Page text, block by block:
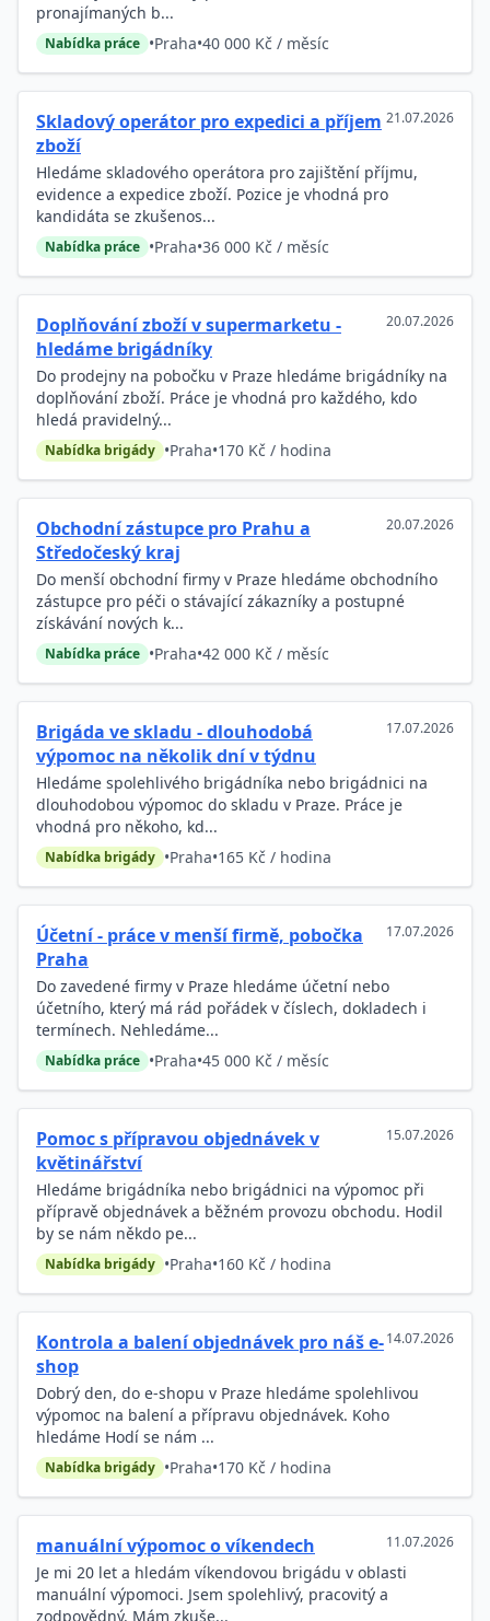
pronajímaných b...
Nabídka práce •Praha•40 000 Kč / měsíc
Skladový operátor pro expedici a příjem
zboží
21.07.2026
Hledáme skladového operátora pro zajištění příjmu,
evidence a expedice zboží. Pozice je vhodná pro
kandidáta se zkušenos...
Nabídka práce •Praha•36 000 Kč / měsíc
Doplňování zboží v supermarketu -
hledáme brigádníky
20.07.2026
Do prodejny na pobočku v Praze hledáme brigádníky na
doplňování zboží. Práce je vhodná pro každého, kdo
hledá pravidelný...
Nabídka brigády •Praha•170 Kč / hodina
Obchodní zástupce pro Prahu a
Středočeský kraj
20.07.2026
Do menší obchodní firmy v Praze hledáme obchodního
zástupce pro péči o stávající zákazníky a postupné
získávání nových k...
Nabídka práce •Praha•42 000 Kč / měsíc
Brigáda ve skladu - dlouhodobá
výpomoc na několik dní v týdnu
17.07.2026
Hledáme spolehlivého brigádníka nebo brigádnici na
dlouhodobou výpomoc do skladu v Praze. Práce je
vhodná pro někoho, kd...
Nabídka brigády •Praha•165 Kč / hodina
Účetní - práce v menší firmě, pobočka
Praha
17.07.2026
Do zavedené firmy v Praze hledáme účetní nebo
účetního, který má rád pořádek v číslech, dokladech i
termínech. Nehledáme...
Nabídka práce •Praha•45 000 Kč / měsíc
Pomoc s přípravou objednávek v
květinářství
15.07.2026
Hledáme brigádníka nebo brigádnici na výpomoc při
přípravě objednávek a běžném provozu obchodu. Hodil
by se nám někdo pe...
Nabídka brigády •Praha•160 Kč / hodina
Kontrola a balení objednávek pro náš e-
shop
14.07.2026
Dobrý den, do e-shopu v Praze hledáme spolehlivou
výpomoc na balení a přípravu objednávek. Koho
hledáme Hodí se nám ...
Nabídka brigády •Praha•170 Kč / hodina
manuální výpomoc o víkendech 11.07.2026
Je mi 20 let a hledám víkendovou brigádu v oblasti
manuální výpomoci. Jsem spolehlivý, pracovitý a
zodpovědný. Mám zkuše...